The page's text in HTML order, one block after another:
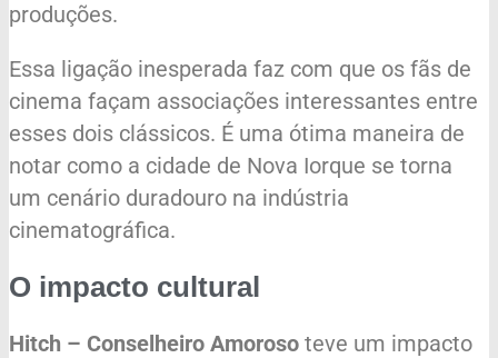
produções.
Essa ligação inesperada faz com que os fãs de
cinema façam associações interessantes entre
esses dois clássicos. É uma ótima maneira de
notar como a cidade de Nova Iorque se torna
um cenário duradouro na indústria
cinematográfica.
O impacto cultural
Hitch – Conselheiro Amoroso teve um impacto